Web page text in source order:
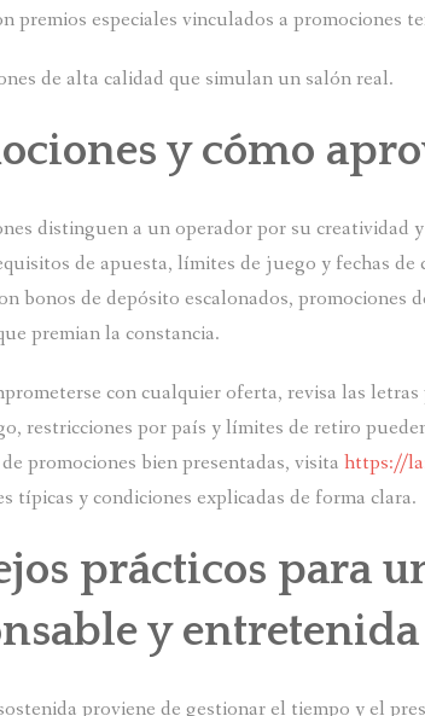
premios especiales vinculados a promociones
de alta calidad que simulan un salón real.
y cómo
distinguen a un operador por su creatividad
de apuesta, límites de juego y fechas
bonos de depósito escalonados, promociones
premian la constancia.
con cualquier oferta, revisa las
restricciones por país y límites de retiro
promociones bien presentadas, visita https://
típicas y condiciones explicadas de forma clara.
prácticos para
y entretenida
proviene de gestionar el tiempo y el